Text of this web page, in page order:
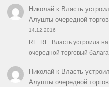
Николайк Власть
Алушты очередной
14.12.2016
RE: RE: Власть устроила
очередной торговый
Николайк Власть
Алушты очередной